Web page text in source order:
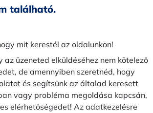
található.
mit kerestél az oldalunkon!
az üzeneted elküldéséhez nem kötelező
de amennyiben szeretnéd, hogy
és segítsünk az általad keresett
vagy probléma megoldása kapcsán,
elérhetőségedet! Az adatkezelésre